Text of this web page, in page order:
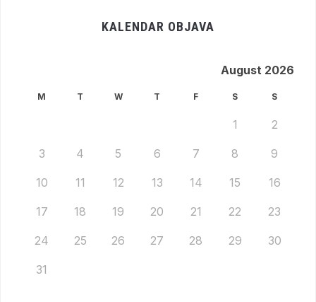
KALENDAR OBJAVA
August 2026
M T W T F S S
1 2
3 4 5 6 7 8 9
10 11 12 13 14 15 16
17 18 19 20 21 22 23
24 25 26 27 28 29 30
31